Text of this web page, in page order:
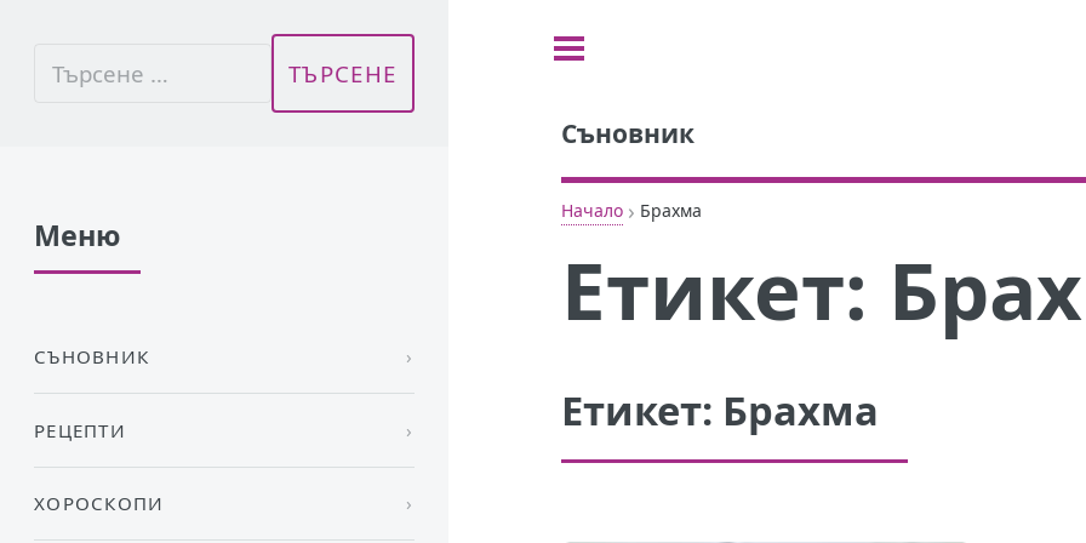
Съновник
Начало › Брахма
Етикет:
Етикет: Брахма
Меню
СЪНОВНИК
РЕЦЕПТИ
ХОРОСКОПИ